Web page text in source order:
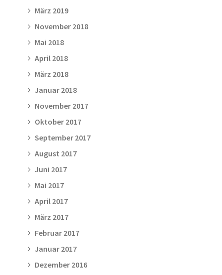
März 2019
November 2018
Mai 2018
April 2018
März 2018
Januar 2018
November 2017
Oktober 2017
September 2017
August 2017
Juni 2017
Mai 2017
April 2017
März 2017
Februar 2017
Januar 2017
Dezember 2016